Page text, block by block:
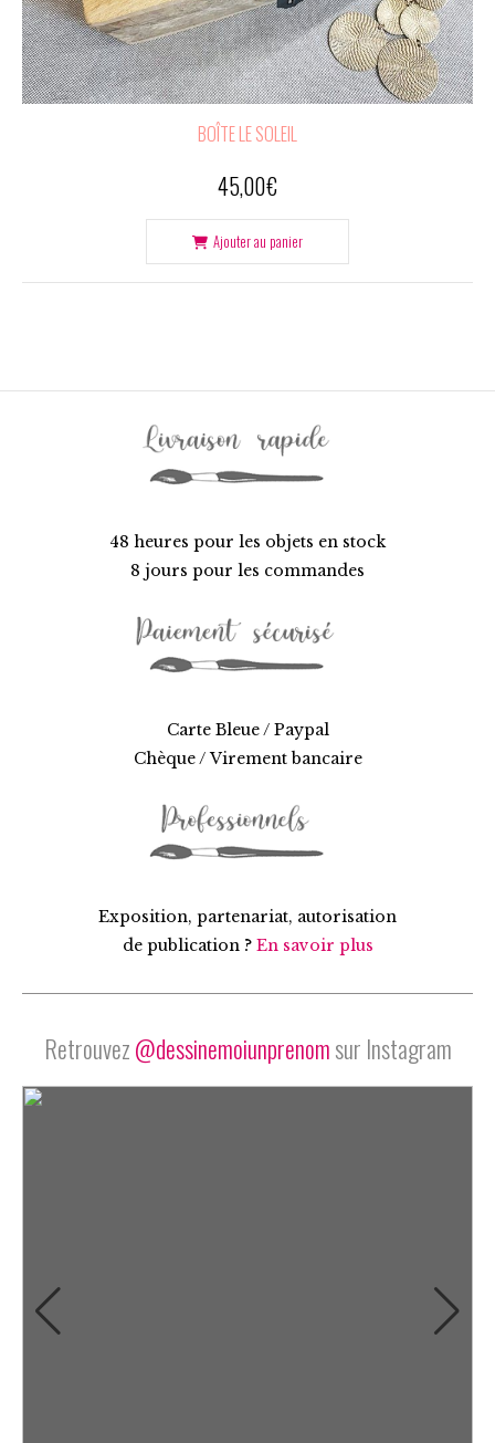
BOÎTE LE SOLEIL
45,00€
Ajouter au panier
48 heures pour les objets en stock
8 jours pour les commandes
Carte Bleue / Paypal
Chèque / Virement bancaire
Exposition, partenariat, autorisation
de publication ? En savoir plus
Retrouvez@dessinemoiunprenomsur Instagram